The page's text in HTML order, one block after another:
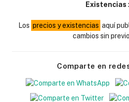
Existencias :
Los precios y existencias aquí
cambios sin
Comparte en